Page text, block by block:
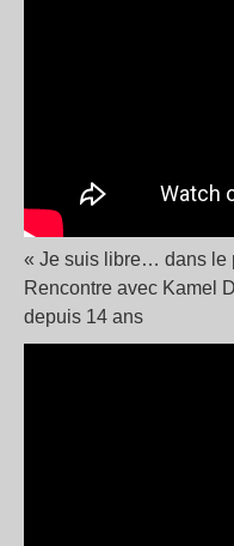
« Je suis libre… dans le
Rencontre avec Kamel
depuis 14 ans